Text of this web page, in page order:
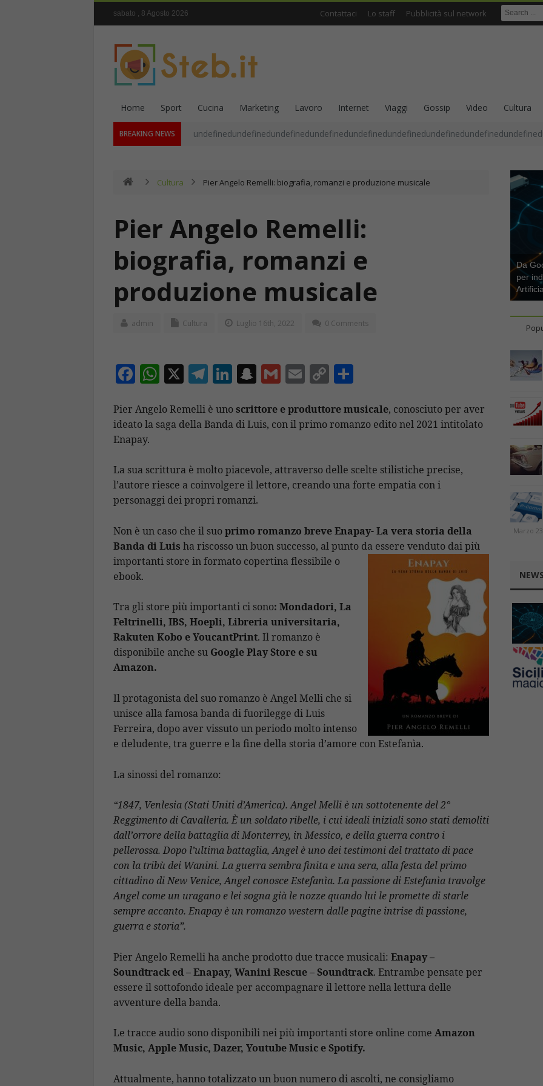
sabato , 8 Agosto 2026 Contattaci Lo staff Pubblicità sul network
Home Sport Cucina Marketing Lavoro Internet Viaggi Gossip Video Cultura
BREAKING NEWS
Cultura Pier Angelo Remelli: biografia, romanzi e produzione musicale
Pier Angelo Remelli:
biografia, romanzi e
produzione musicale
admin Cultura Luglio 16th, 2022 0 Comments
F
e
b
o
o
k
W
at
s
p
p
X T
e
gr
m
Li
k
e
n
S
a
p
h
at
G
ai
l
E
ai
l
C
p
y
n
k
n
di
di
Pier Angelo Remelli è unoscrittore e produttore musicale, conosciuto per aver
ideato la saga della Banda di Luis, con il primo romanzo edito nel 2021 intitolato
Enapay.
La sua scrittura è molto piacevole, attraverso delle scelte stilistiche precise,
l’autore riesce a coinvolgere il lettore, creando una forte empatia con i
personaggi dei propri romanzi.
Non è un caso che il suoprimo romanzo breve Enapay- La vera storia della
Banda di Luis ha riscosso un buon successo, al punto da essere venduto dai più
importanti store in formato copertina flessibile o
ebook.
Tra gli store più importanti ci sono: Mondadori, La
Feltrinelli, IBS, Hoepli, Libreria universitaria,
Rakuten Kobo e YoucantPrint. Il romanzo è
disponibile anche su Google Play Store e su
Amazon.
Il protagonista del suo romanzo è Angel Melli che si
unisce alla famosa banda di fuorilegge di Luis
Ferreira, dopo aver vissuto un periodo molto intenso
e deludente, tra guerre e la fine della storia d’amore con Estefanìa.
La sinossi del romanzo:
“1847, Venlesia (Stati Uniti d’America). Angel Melli è un sottotenente del 2°
Reggimento di Cavalleria. È un soldato ribelle, i cui ideali iniziali sono stati demoliti
dall’orrore della battaglia di Monterrey, in Messico, e della guerra contro i
pellerossa. Dopo l’ultima battaglia, Angel è uno dei testimoni del trattato di pace
con la tribù dei Wanini. La guerra sembra finita e una sera, alla festa del primo
cittadino di New Venice, Angel conosce Estefanìa. La passione di Estefanìa travolge
Angel come un uragano e lei sogna già le nozze quando lui le promette di starle
sempre accanto. Enapay è un romanzo western dalle pagine intrise di passione,
guerra e storia”.
Pier Angelo Remelli ha anche prodotto due tracce musicali: Enapay –
Soundtrack ed – Enapay, Wanini Rescue – Soundtrack. Entrambe pensate per
essere il sottofondo ideale per accompagnare il lettore nella lettura delle
avventure della banda.
Le tracce audio sono disponibili nei più importanti store online come Amazon
Music, Apple Music, Dazer, Youtube Music e Spotify.
Attualmente, hanno totalizzato un buon numero di ascolti, ne consigliamo
Da
per
Marzo